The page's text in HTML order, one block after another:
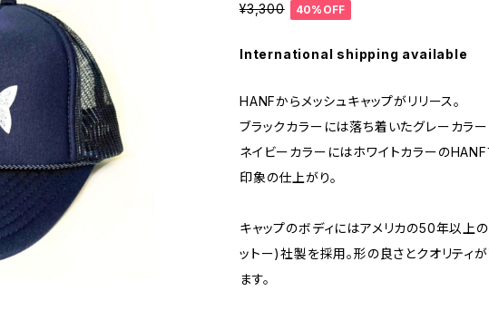
¥3,300 40%OFF
International shipping available
HANFからメッシュキャップがリリース。
ブラックカラーには落ち着いたグレーカラー
ネイビーカラーにはホワイトカラーのHANF
印象の仕上がり。
キャップのボディにはアメリカの50年以
ットー)社製を採用。形の良さとクオリティ
ます。